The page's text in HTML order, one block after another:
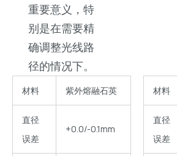
重要意义，特
别是在需要精
确调整光线路
径的情况下。
材料 紫外熔融石英
直径
误差
+0.0/-0.1mm
材料
直径
误差